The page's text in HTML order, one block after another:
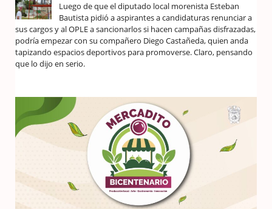
Luego de que el diputado local morenista Esteban
Bautista pidió a aspirantes a candidaturas renunciar a
sus cargos y al OPLE a sancionarlos si hacen campañas disfrazadas,
podría empezar con su compañero Diego Castañeda, quien anda
tapizando espacios deportivos para promoverse. Claro, pensando
que lo dijo en serio.